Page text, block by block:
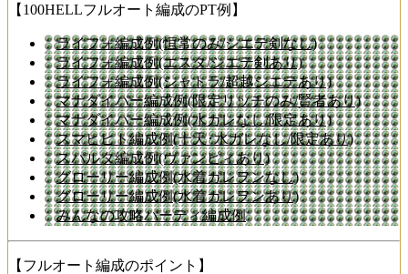
【100HELLフルオート編成のPT例】
ライフォ編成例(恒常のみ/シエテ剣なし)
ライフォ編成例(エスタ/シエテ剣あり)
ライフォ編成例(シャトラ/超越シエテあり)
マナダイバー編成例(限定リッチのみ/賢者あり)
マナダイバー編成例(水ガレなし/限定あり)
スマヒヒト編成例(十天･水ガレなし/限定あり)
スパルタ編成例(ヴァンピィあり)
グローリー編成例(水着ガレヲンなし)
グローリー編成例(水着ガレヲンあり)
みんなの攻略パーティ編成例
【フルオート編成のポイント】